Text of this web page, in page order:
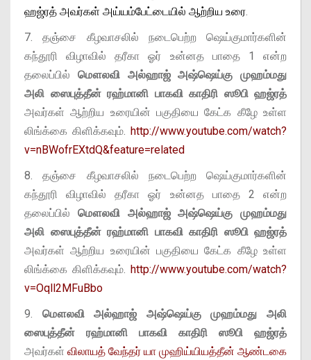
ஹஜ்ரத் அவர்கள் அய்யம்பேட்டையில் ஆற்றிய உரை.
7. தஞ்சை கீழவாசலில் நடைபெற்ற ஷெய்குமார்களின்
கந்தூரி விழாவில் தரீகா ஓர் உன்னத பாதை 1 என்ற
தலைப்பில் மௌலவி அல்ஹாஜ் அஷ்ஷெய்கு முஹம்மது
அலி ஸைபுத்தீன் ரஹ்மானி பாகவி காதிரி ஸூபி ஹஜ்ரத்
அவர்கள் ஆற்றிய உரையின் பகுதியை கேட்க கீழே உள்ள
லிங்க்கை கிளிக்கவும். http://www.youtube.com/watch?
v=nBWofrEXtdQ&feature=related
8. தஞ்சை கீழவாசலில் நடைபெற்ற ஷெய்குமார்களின்
கந்தூரி விழாவில் தரீகா ஓர் உன்னத பாதை 2 என்ற
தலைப்பில் மௌலவி அல்ஹாஜ் அஷ்ஷெய்கு முஹம்மது
அலி ஸைபுத்தீன் ரஹ்மானி பாகவி காதிரி ஸூபி ஹஜ்ரத்
அவர்கள் ஆற்றிய உரையின் பகுதியை கேட்க கீழே உள்ள
லிங்க்கை கிளிக்கவும். http://www.youtube.com/watch?
v=Oqll2MFuBbo
9. மௌலவி அல்ஹாஜ் அஷ்ஷெய்கு முஹம்மது அலி
ஸைபுத்தீன் ரஹ்மானி பாகவி
காதிரி ஸூபி ஹஜ்ரத்
அவர்கள் விலாயத் வேந்தர் யா முஹிய்யியத்தீன் ஆண்டகை